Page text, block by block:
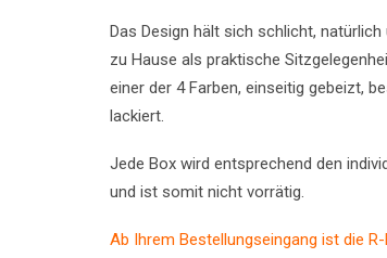
Das Design hält sich schlicht,
zu Hause als praktische
einer der 4 Farben, einseitig gebeizt,
lackiert.
Jede Box wird entsprechend den
und ist somit nicht vorrätig.
Ab Ihrem Bestellungseingang ist die